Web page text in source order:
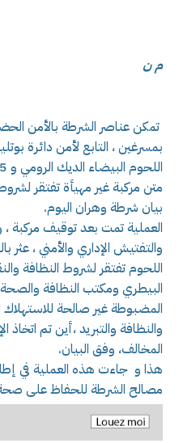
م ن
متن مركبة غير مهيأة تفتقر
بيان شرطة وهران اليوم.
العملية تمت بعد توقيف مركبة
والتفتيش الإداري والأمني ،
اللحوم تفتقر لشروط النظافة
البيطري ومكتب النظافة والصحة
المضبوطة غير صالحة
والنظافة والتبريد ،أين تم
المخالف، وفق البيان.
هذا و جاءت هذه العملية في
مصالح الشرطة للحفاظ على